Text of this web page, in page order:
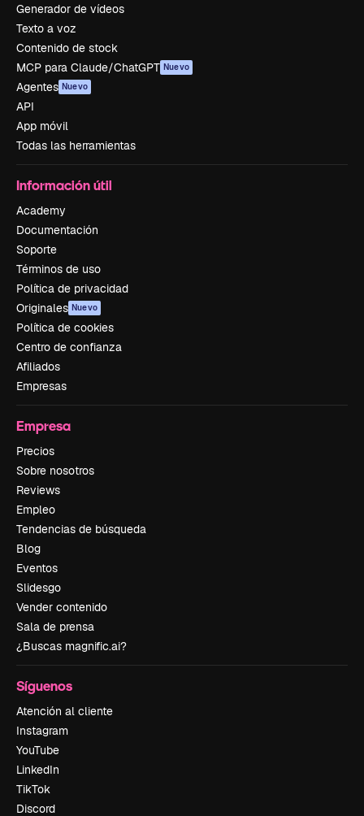
Generador de vídeos
Texto a voz
Contenido de stock
MCP para Claude/ChatGPT Nuevo
Agentes Nuevo
API
App móvil
Todas las herramientas
Información útil
Academy
Documentación
Soporte
Términos de uso
Política de privacidad
Originales Nuevo
Política de cookies
Centro de confianza
Afiliados
Empresas
Empresa
Precios
Sobre nosotros
Reviews
Empleo
Tendencias de búsqueda
Blog
Eventos
Slidesgo
Vender contenido
Sala de prensa
¿Buscas magnific.ai?
Síguenos
Atención al cliente
Instagram
YouTube
LinkedIn
TikTok
Discord